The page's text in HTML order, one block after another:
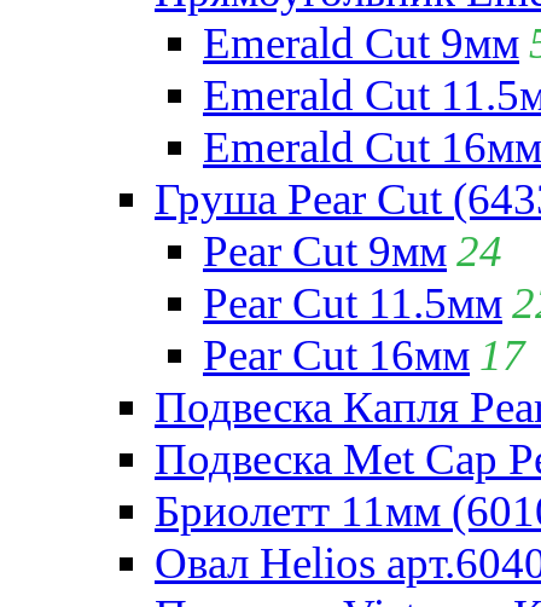
Emerald Cut 9мм
Emerald Cut
Emerald Cut 16мм
Груша Pear Cut
Pear Cut 9мм24
Pear Cut 11.5мм
Pear Cut 16мм 17
Подвеска Капля
Подвеска Met Cap
Бриолетт 11мм
Овал Helios